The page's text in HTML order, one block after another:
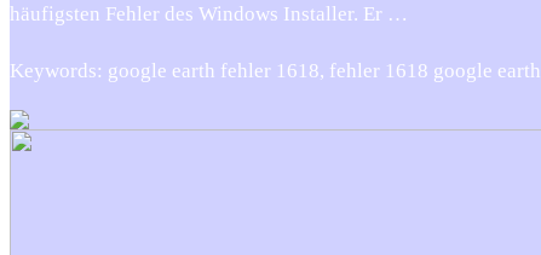
häufigsten Fehler des Windows Installer. Er …
Keywords: google earth fehler 1618, fehler 1618 google earth